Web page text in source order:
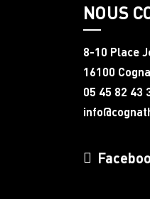
NOUS
8-10 Place
16100
05 45 82 43